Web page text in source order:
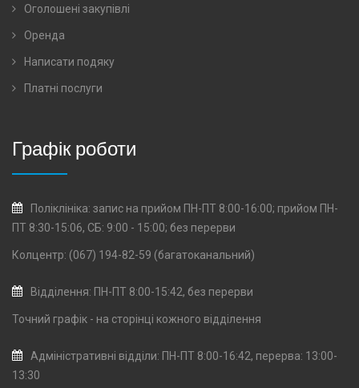
Оголошені закупівлі
Оренда
Написати подяку
Платні послуги
Графік роботи
Поліклініка: запис на прийом ПН-ПТ 8:00-16:00; прийом ПН-
ПТ 8:30-15:06, СБ: 9:00 - 15:00; без перерви
Колцентр: (067) 194-82-59 (багатоканальний)
Відділення: ПН-ПТ 8:00-15:42, без перерви
Точний графік - на сторінці кожного відділення
Адміністративні відділи: ПН-ПТ 8:00-16:42, перерва: 13:00-
13:30